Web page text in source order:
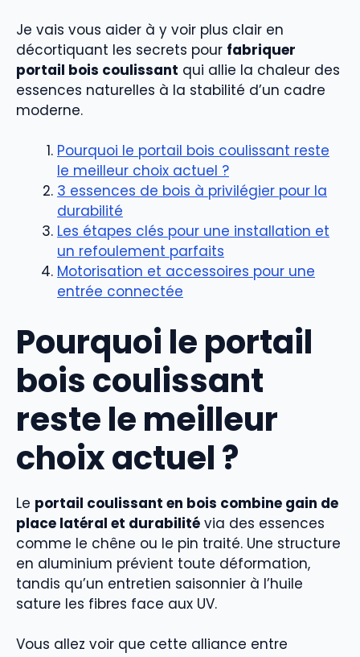
Je vais vous aider à y voir plus clair en
décortiquant les secrets pour fabriquer
portail bois coulissant qui allie la chaleur des
essences naturelles à la stabilité d’un cadre
moderne.
Pourquoi le portail bois coulissant reste
le meilleur choix actuel ?
3 essences de bois à privilégier pour la
durabilité
Les étapes clés pour une installation et
un refoulement parfaits
Motorisation et accessoires pour une
entrée connectée
Pourquoi le portail
bois coulissant
reste le meilleur
choix actuel ?
Le portail coulissant en bois combine gain de
place latéral et durabilité via des essences
comme le chêne ou le pin traité. Une structure
en aluminium prévient toute déformation,
tandis qu’un entretien saisonnier à l’huile
sature les fibres face aux UV.
Vous allez voir que cette alliance entre